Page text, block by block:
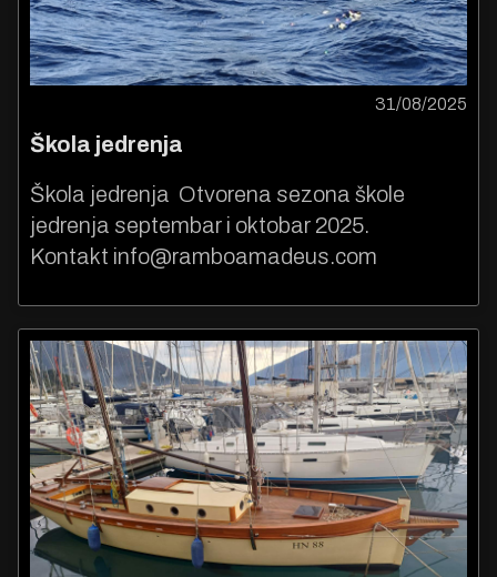
31/08/2025
Škola jedrenja
Škola jedrenja Otvorena sezona škole
jedrenja septembar i oktobar 2025.
Kontakt info@ramboamadeus.com